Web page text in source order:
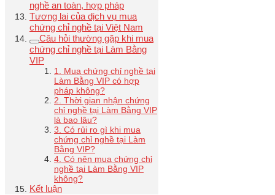
nghề an toàn, hợp pháp
Tương lai của dịch vụ mua
chứng chỉ nghề tại Việt Nam
Câu hỏi thường gặp khi mua
chứng chỉ nghề tại Làm Bằng
VIP
1. Mua chứng chỉ nghề tại
Làm Bằng VIP có hợp
pháp không?
2. Thời gian nhận chứng
chỉ nghề tại Làm Bằng VIP
là bao lâu?
3. Có rủi ro gì khi mua
chứng chỉ nghề tại Làm
Bằng VIP?
4. Có nên mua chứng chỉ
nghề tại Làm Bằng VIP
không?
Kết luận